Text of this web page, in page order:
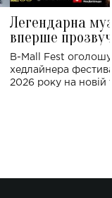
Легендарна
вперше
Україні: де
B-Mall Fest
хедлайнера
2026 року на новій